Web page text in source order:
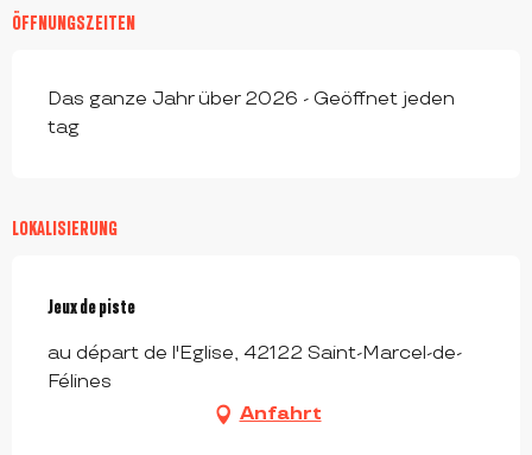
ÖFFNUNGSZEITEN
Das ganze Jahr über 2026 - Geöffnet jeden
tag
LOKALISIERUNG
Jeux de piste
au départ de l'Eglise, 42122 Saint-Marcel-de-
Félines
Anfahrt